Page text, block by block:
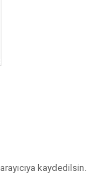
kaydedilsin.